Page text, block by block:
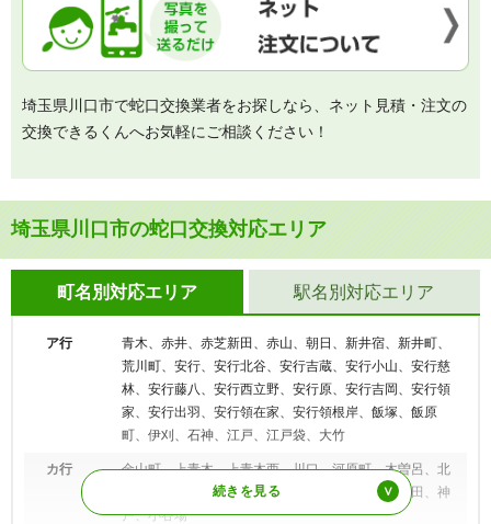
埼玉県川口市で蛇口交換業者をお探しなら、ネット見積・注文の
交換できるくんへお気軽にご相談ください！
埼玉県川口市の蛇口交換対応エリア
町名別対応エリア
ア行
青木、赤井、赤芝新田、赤山、朝日、新井宿、新井町、
荒川町、安行、安行北谷、安行吉蔵、安行小山、安行慈
林、安行藤八、安行西立野、安行原、安行吉岡、安行領
家、安行出羽、安行領在家、安行領根岸、飯塚、飯原
町、伊刈、石神、江戸、江戸袋、大竹
カ行
金山町、上青木、上青木西、川口、河原町、木曽呂、北
園町、北原台、久左衛門新田、行衛、源左衛門新田、神
戸、小谷場
駅名別対応エリア